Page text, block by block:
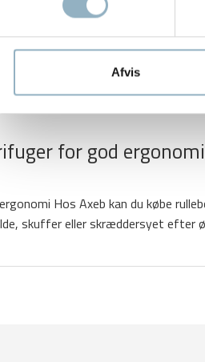
Afvis
for god ergonomi
Hos Axeb kan du købe
skuffer eller skræddersyet